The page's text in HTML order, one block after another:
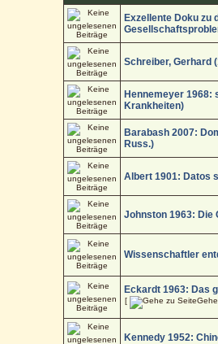
Exzellente Doku zu
Schreiber, Gerhard
Hennemeyer 1968:
Krankheiten)
Barabash 2007:
Russ.)
Albert 1901: Datos
Johnston 1963: Die
Wissenschaftler
Eckardt 1963: Das
[
Kennedy 1952: